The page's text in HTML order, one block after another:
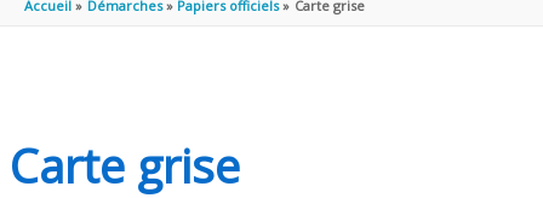
Accueil Démarches Papiers officiels Carte grise
Carte grise